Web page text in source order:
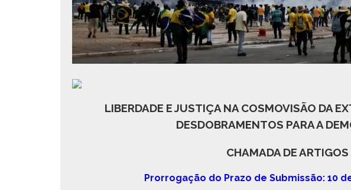
LIBERDADE E JUSTIÇA NA COSMOVISÃO DA
DESDOBRAMENTOS PARA A
CHAMADA DE ARTIGOS
Pror­ro­gação do Pra­zo de Sub­mis­são: 10